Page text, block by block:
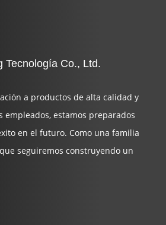
Tecnología Co., Ltd.
a productos de alta calidad y
estamos preparados
en el futuro. Como una familia
seguiremos construyendo un